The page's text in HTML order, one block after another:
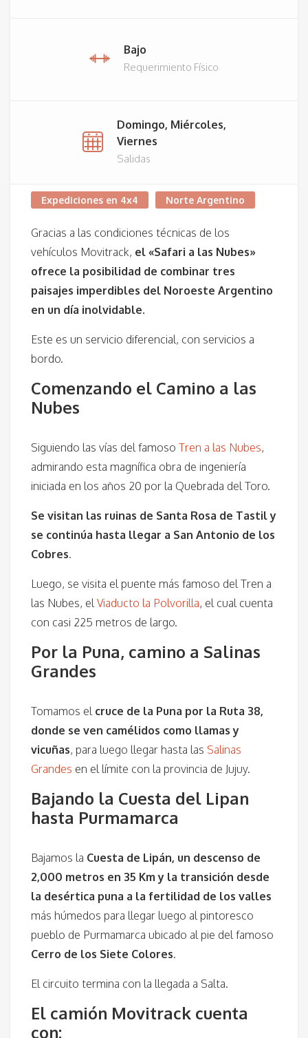
Bajo
Requerimiento Físico
Domingo, Miércoles,
Viernes
Salidas
Expediciones en 4x4 Norte Argentino
Gracias a las condiciones técnicas de los
vehículos Movitrack, el «Safari a las Nubes»
ofrece la posibilidad de combinar tres
paisajes imperdibles del Noroeste Argentino
en un día inolvidable.
Este es un servicio diferencial, con servicios a
bordo.
Comenzando el Camino a las
Nubes
Siguiendo las vías del famoso Tren a las Nubes,
admirando esta magnífica obra de ingeniería
iniciada en los años 20 por la Quebrada del Toro.
Se visitan las ruinas de Santa Rosa de Tastil y
se continúa hasta llegar a San Antonio de los
Cobres.
Luego, se visita el puente más famoso del Tren a
las Nubes, el Viaducto la Polvorilla, el cual cuenta
con casi 225 metros de largo.
Por la Puna, camino a Salinas
Grandes
Tomamos el cruce de la Puna por la Ruta 38,
donde se ven camélidos como llamas y
vicuñas, para luego llegar hasta las Salinas
Grandes en el límite con la provincia de Jujuy.
Bajando la Cuesta del Lipan
hasta Purmamarca
Bajamos la Cuesta de Lipán, un descenso de
2,000 metros en 35 Km y la transición desde
la desértica puna a la fertilidad de los valles
más húmedos para llegar luego al pintoresco
pueblo de Purmamarca ubicado al pie del famoso
Cerro de los Siete Colores.
El circuito termina con la llegada a Salta.
El camión Movitrack cuenta
con: